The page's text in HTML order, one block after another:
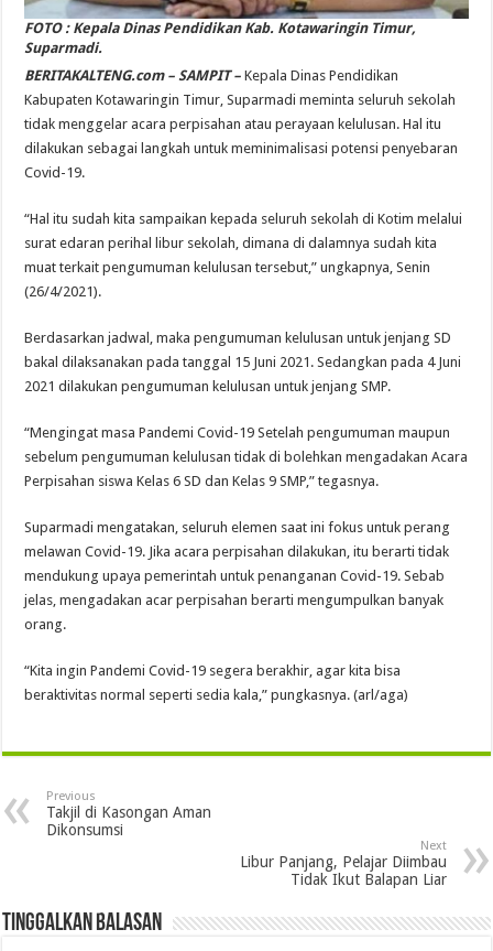
FOTO : Kepala Dinas Pendidikan Kab. Kotawaringin Timur,
Suparmadi.
BERITAKALTENG.com – SAMPIT – Kepala Dinas Pendidikan
Kabupaten Kotawaringin Timur, Suparmadi meminta seluruh sekolah
tidak menggelar acara perpisahan atau perayaan kelulusan. Hal itu
dilakukan sebagai langkah untuk meminimalisasi potensi penyebaran
Covid-19.
“Hal itu sudah kita sampaikan kepada seluruh sekolah di Kotim melalui
surat edaran perihal libur sekolah, dimana di dalamnya sudah kita
muat terkait pengumuman kelulusan tersebut,” ungkapnya, Senin
(26/4/2021).
Berdasarkan jadwal, maka pengumuman kelulusan untuk jenjang SD
bakal dilaksanakan pada tanggal 15 Juni 2021. Sedangkan pada 4 Juni
2021 dilakukan pengumuman kelulusan untuk jenjang SMP.
“Mengingat masa Pandemi Covid-19 Setelah pengumuman maupun
sebelum pengumuman kelulusan tidak di bolehkan mengadakan Acara
Perpisahan siswa Kelas 6 SD dan Kelas 9 SMP,” tegasnya.
Suparmadi mengatakan, seluruh elemen saat ini fokus untuk perang
melawan Covid-19. Jika acara perpisahan dilakukan, itu berarti tidak
mendukung upaya pemerintah untuk penanganan Covid-19. Sebab
jelas, mengadakan acar perpisahan berarti mengumpulkan banyak
orang.
“Kita ingin Pandemi Covid-19 segera berakhir, agar kita bisa
beraktivitas normal seperti sedia kala,” pungkasnya. (arl/aga)
Previous
Takjil di Kasongan Aman
Dikonsumsi
Next
Libur Panjang, Pelajar Diimbau
Tidak Ikut Balapan Liar
Tinggalkan Balasan